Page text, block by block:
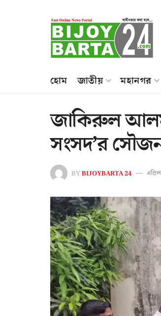
হোম জাতীয় মহানগর
জাকিরুল আলম
সংস‌দ’র
BYBIJOYBARTA 24